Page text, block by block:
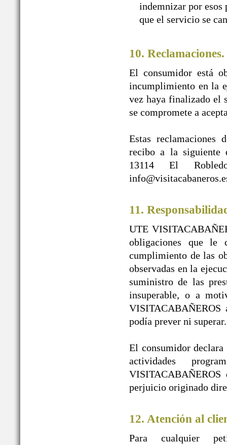
indemnizar por esos
que el servicio se
10. Reclamaciones.
El consumidor está
incumplimiento en la
vez haya finalizado el
se compromete a
Estas reclamaciones
recibo a la siguiente
13114 El
11.
UTE
obligaciones que le
cumplimiento de las
observadas en la
suministro de las
insuperable, o a
VISITACABAÑEROS
podía prever ni superar.
El consumidor
actividades
VISITACABAÑEROS
perjuicio originado
12. Atención al
Para cualquier